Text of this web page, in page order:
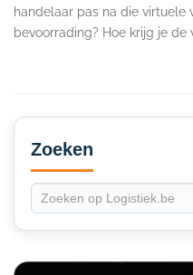
handelaar pas na die virtuele
bevoorrading? Hoe krijg je de
Secondary
Sidebar
Zoeken